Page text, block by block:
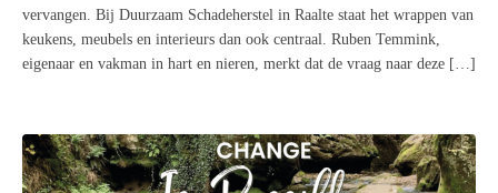
vervangen. Bij Duurzaam Schadeherstel in Raalte staat het wrappen van
keukens, meubels en interieurs dan ook centraal. Ruben Temmink,
eigenaar en vakman in hart en nieren, merkt dat de vraag naar deze […]